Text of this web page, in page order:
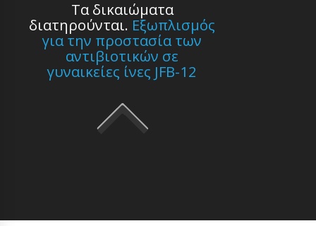
Τα δικαιώματα
διατηρούνται. Εξωπλισμός
για την προστασία των
αντιβιοτικών σε
γυναικείες ίνες JFB-12